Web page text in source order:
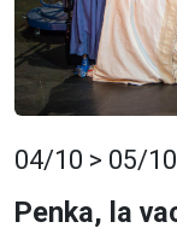
04/10 > 05/10
Penka, la